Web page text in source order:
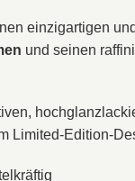
einzigartigen
und seinen
Limited-Edition-